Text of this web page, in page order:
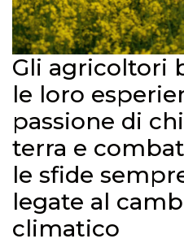
Gli agricoltori
le loro
passione di
terra e
le sfide
legate al
climatico